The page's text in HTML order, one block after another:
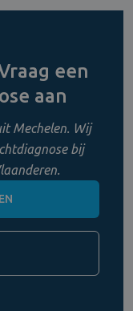
een
aan
Mechelen. Wij
bij